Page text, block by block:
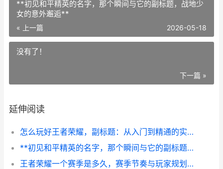
**初见和平精英的名字，那个瞬间与它的副标题，战地少
女的意外邂逅**
« 上一篇 2026-05-18
没有了！
下一篇 »
延伸阅读
怎么玩好王者荣耀，副标题：从入门到精通的实战心得
**初见和平精英的名字，那个瞬间与它的副标题，战地少女的意外邂逅**
王者荣耀一个赛季是多久，赛季节奏与玩家规划指南